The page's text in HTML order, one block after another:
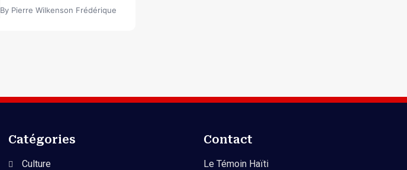
By Pierre Wilkenson Frédérique
Catégories
Culture
Contact
Le Témoin Haïti